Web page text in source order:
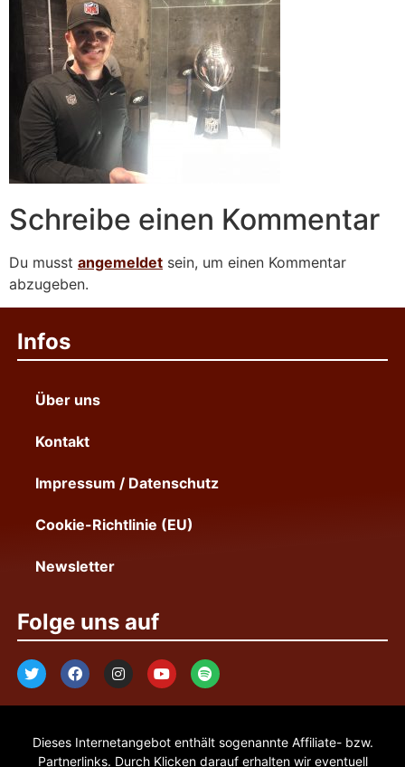
Schreibe einen Kommentar
Du musst angemeldet sein, um einen Kommentar
abzugeben.
Infos
Über uns
Kontakt
Impressum / Datenschutz
Cookie-Richtlinie (EU)
Newsletter
Folge uns auf
Dieses Internetangebot enthält sogenannte Affiliate- bzw.
Partnerlinks. Durch Klicken darauf erhalten wir eventuell